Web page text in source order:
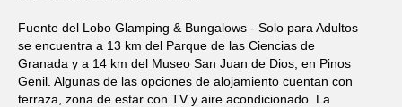
Fuente del Lobo Glamping & Bungalows - Solo para Adultos
se encuentra a 13 km del Parque de las Ciencias de
Granada y a 14 km del Museo San Juan de Dios, en Pinos
Genil. Algunas de las opciones de alojamiento cuentan con
terraza, zona de estar con TV y aire acondicionado. La